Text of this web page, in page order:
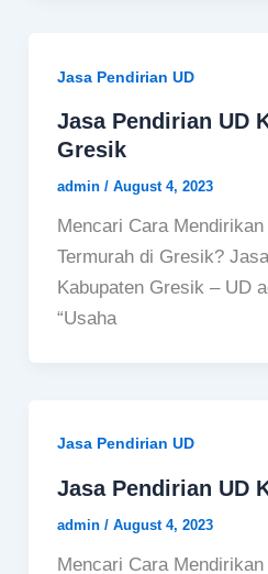
Jasa Pendirian UD
Jasa Pendirian UD
Gresik
admin / August 4, 2023
Mencari Cara
Termurah di Gresik?
Kabupaten Gresik – UD
“Usaha
Jasa Pendirian UD
Jasa Pendirian UD
admin / August 4, 2023
Mencari Cara